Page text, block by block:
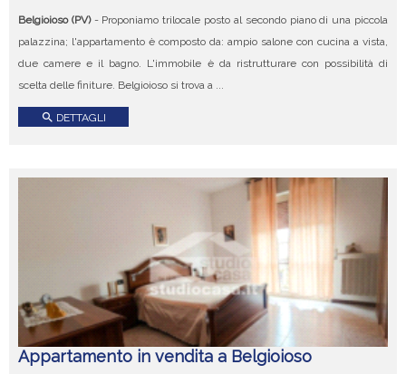
Belgioioso (PV)- Proponiamo trilocale posto al secondo piano di una piccola
palazzina; l'appartamento è composto da: ampio salone con cucina a vista,
due camere e il bagno. L'immobile è da ristrutturare con possibilità di
scelta delle finiture. Belgioioso si trova a ...
search DETTAGLI
Appartamento in vendita a Belgioioso